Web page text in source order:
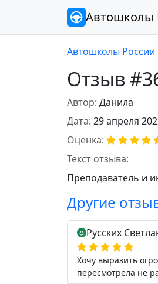
Автошколы
Автошколы России
Отзыв
Автор: Данила
Дата: 29 апреля
Оценка:
Текст отзыва:
Преподаватель и
Другие
Русских
Хочу выразить
пересмотрела не